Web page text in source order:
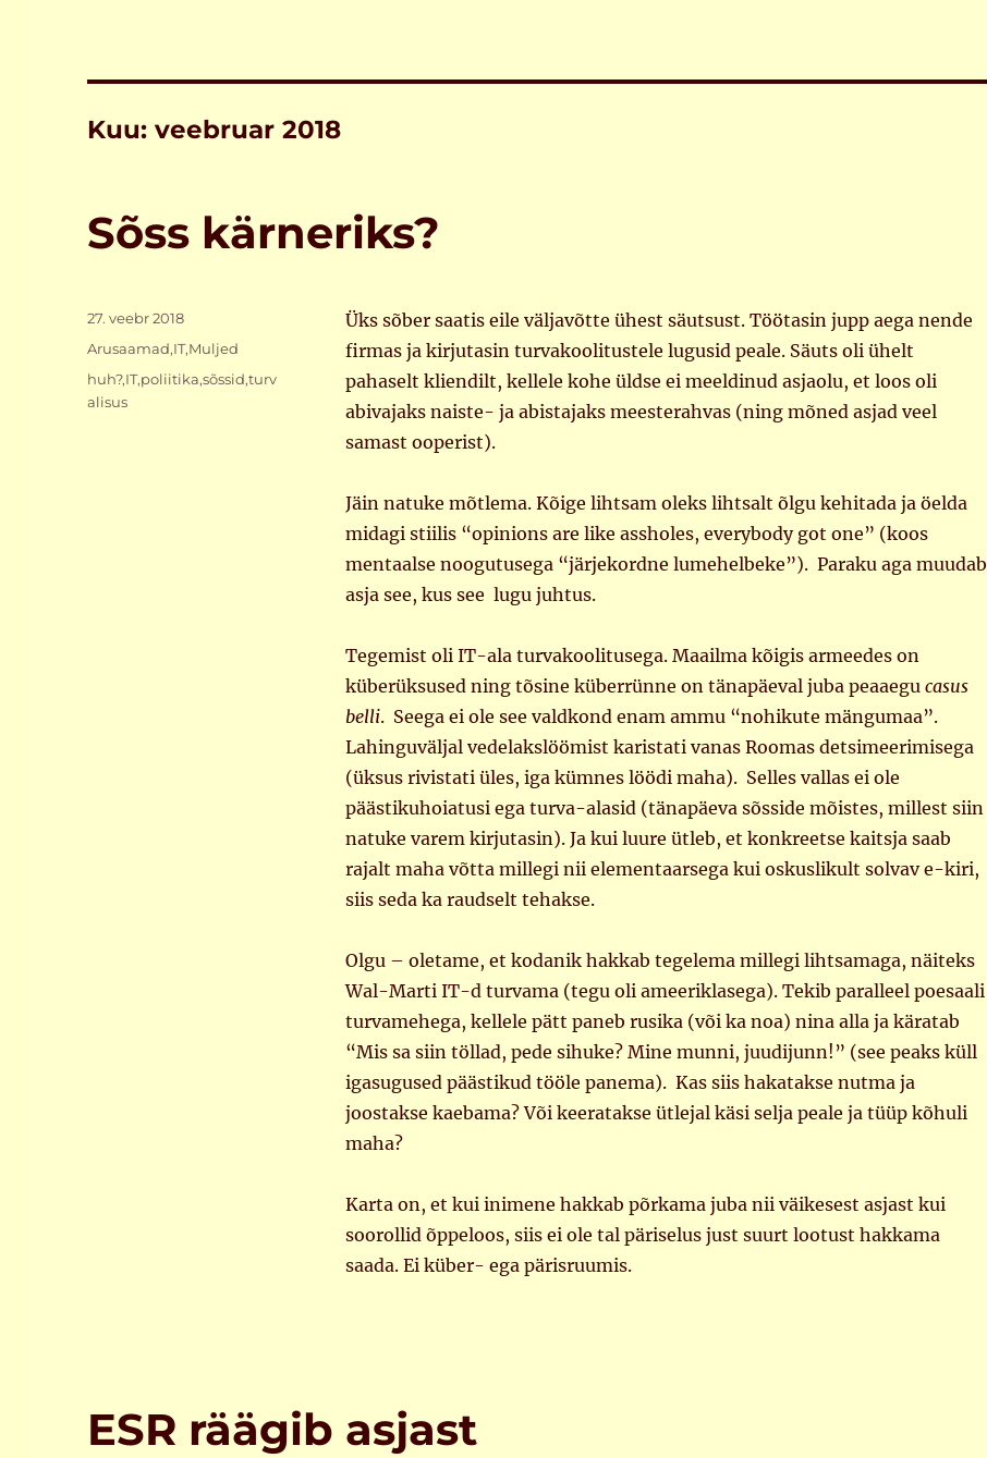
Kuu:veebruar 2018
Sõss kärneriks?
Üks sõber saatis eile väljavõtte ühest säutsust. Töötasin jupp aega nende
firmas ja kirjutasin turvakoolitustele lugusid peale. Säuts oli ühelt
pahaselt kliendilt, kellele kohe üldse ei meeldinud asjaolu, et loos oli
abivajaks naiste- ja abistajaks meesterahvas (ning mõned asjad veel
samast ooperist).
Jäin natuke mõtlema. Kõige lihtsam oleks lihtsalt õlgu kehitada ja öelda
midagi stiilis “opinions are like assholes, everybody got one” (koos
mentaalse noogutusega “järjekordne lumehelbeke”). Paraku aga muudab
asja see, kus see lugu juhtus.
Tegemist oli IT-ala turvakoolitusega. Maailma kõigis armeedes on
küberüksused ning tõsine küberrünne on tänapäeval juba peaaegu casus
belli. Seega ei ole see valdkond enam ammu “nohikute mängumaa”.
Lahinguväljal vedelakslöömist karistati vanas Roomas detsimeerimisega
(üksus rivistati üles, iga kümnes löödi maha). Selles vallas ei ole
päästikuhoiatusi ega turva-alasid (tänapäeva sõsside mõistes, millest siin
natuke varem kirjutasin). Ja kui luure ütleb, et konkreetse kaitsja saab
rajalt maha võtta millegi nii elementaarsega kui oskuslikult solvav e-kiri,
siis seda ka raudselt tehakse.
Olgu – oletame, et kodanik hakkab tegelema millegi lihtsamaga, näiteks
Wal-Marti IT-d turvama (tegu oli ameeriklasega). Tekib paralleel poesaali
turvamehega, kellele pätt paneb rusika (või ka noa) nina alla ja käratab
“Mis sa siin töllad, pede sihuke? Mine munni, juudijunn!” (see peaks küll
igasugused päästikud tööle panema). Kas siis hakatakse nutma ja
joostakse kaebama? Või keeratakse ütlejal käsi selja peale ja tüüp kõhuli
maha?
Karta on, et kui inimene hakkab põrkama juba nii väikesest asjast kui
soorollid õppeloos, siis ei ole tal päriselus just suurt lootust hakkama
saada. Ei küber- ega pärisruumis.
Postitatud
27. veebr 2018
Rubriigid
Arusaamad,IT,Muljed
Sildid
huh?,IT,poliitika,sõssid,turv
alisus
ESR räägib asjast